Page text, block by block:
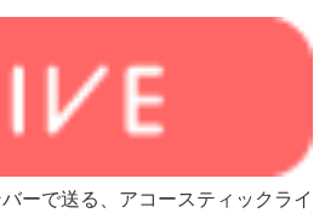
ーで送る、アコースティックライ